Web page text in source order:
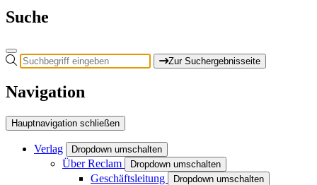
Suche
Zur Suchergebnisseite
Navigation
Hauptnavigation schließen
Verlag Dropdown umschalten
Über Reclam Dropdown umschalten
Geschäftsleitung Dropdown umschalten